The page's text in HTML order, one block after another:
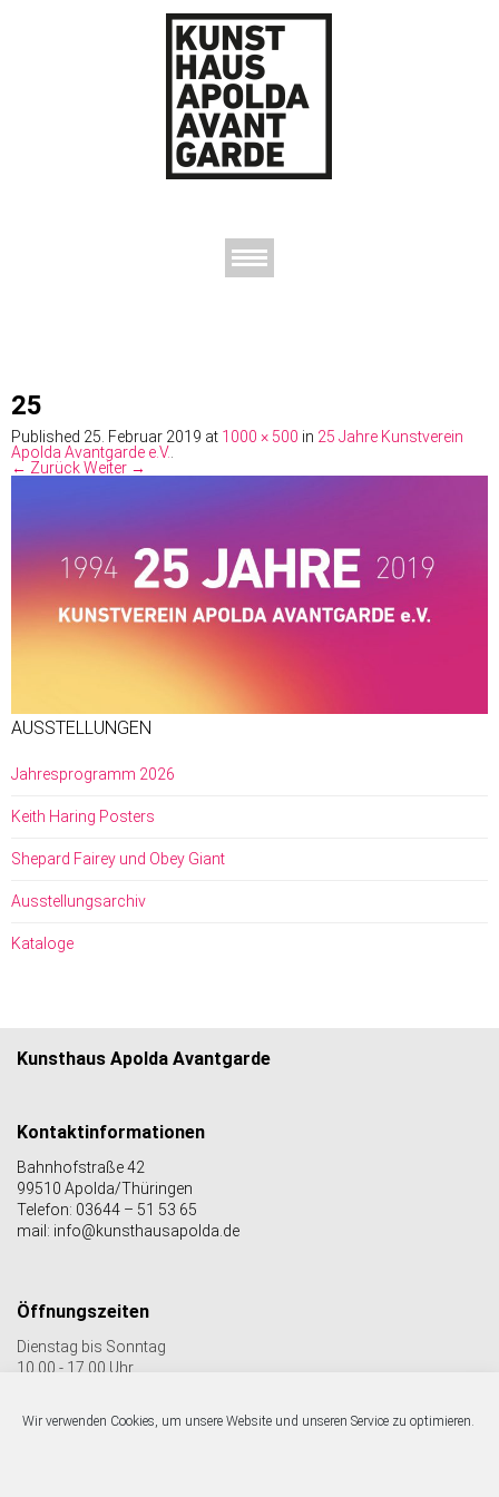
Wir verwenden Cookies, um unsere Website und unseren Service zu optimieren.
25
Published 25. Februar 2019 at 1000 × 500 in 25 Jahre Kunstverein
Apolda Avantgarde e.V..
← ZurückWeiter →
AUSSTELLUNGEN
Jahresprogramm 2026
Keith Haring Posters
Shepard Fairey und Obey Giant
Ausstellungsarchiv
Kataloge
Kunsthaus Apolda Avantgarde
Kontaktinformationen
Bahnhofstraße 42
99510 Apolda/Thüringen
Telefon: 03644 – 51 53 65
mail: info@kunsthausapolda.de
Öffnungszeiten
Dienstag bis Sonntag
10.00 - 17.00 Uhr